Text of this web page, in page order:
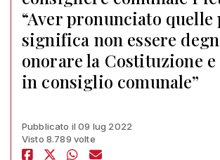
“Aver pronunciato quelle
significa non essere
onorare la Costituzione
in consiglio comunale”
Pubblicato il 09 lug 2022
Visto 8.789 volte